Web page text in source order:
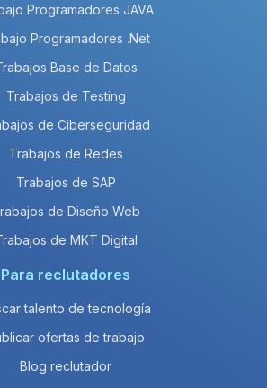
Programadores JAVA
Programadores .Net
Base de Datos
Trabajos de Testing
de Ciberseguridad
Trabajos de Redes
Trabajos de SAP
de Diseño Web
de MKT Digital
Para reclutadores
talento de tecnología
ofertas de trabajo
Blog reclutador